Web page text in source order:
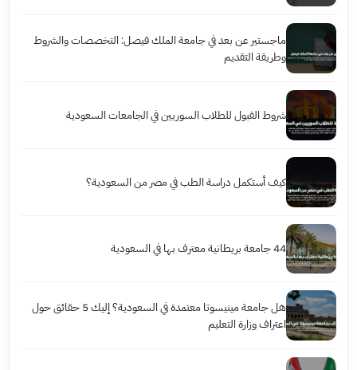
ماجستير عن بعد في جامعة الملك فيصل: التخصصات والشروط
وطريقة التقديم
شروط القبول للطلاب السوريين في الجامعات السعودية
كيف أستكمل دراسة الطب في مصر من السعودية؟
44 جامعة بريطانية معترف بها في السعودية
هل جامعة مينيسوتا معتمدة في السعودية؟ إليك 5 حقائق حول
اعتراف وزارة التعليم